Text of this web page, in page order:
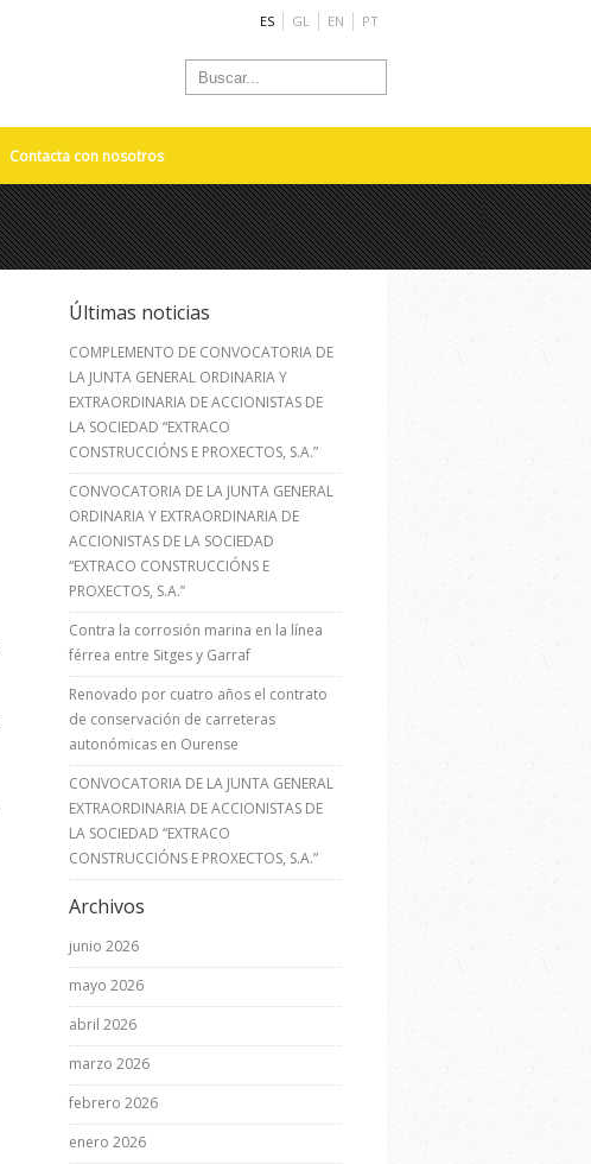
ES GL EN PT
Contacta con nosotros
Últimas noticias
COMPLEMENTO DE CONVOCATORIA DE
LA JUNTA GENERAL ORDINARIA Y
EXTRAORDINARIA DE ACCIONISTAS DE
LA SOCIEDAD “EXTRACO
CONSTRUCCIÓNS E PROXECTOS, S.A.”
CONVOCATORIA DE LA JUNTA GENERAL
ORDINARIA Y EXTRAORDINARIA DE
ACCIONISTAS DE LA SOCIEDAD
“EXTRACO CONSTRUCCIÓNS E
PROXECTOS, S.A.”
Contra la corrosión marina en la línea
férrea entre Sitges y Garraf
Renovado por cuatro años el contrato
de conservación de carreteras
autonómicas en Ourense
CONVOCATORIA DE LA JUNTA GENERAL
EXTRAORDINARIA DE ACCIONISTAS DE
LA SOCIEDAD “EXTRACO
CONSTRUCCIÓNS E PROXECTOS, S.A.”
Archivos
junio 2026
mayo 2026
abril 2026
marzo 2026
febrero 2026
enero 2026